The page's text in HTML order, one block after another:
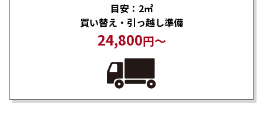
目安：2㎡
買い替え・引っ越し準備
24,800円～